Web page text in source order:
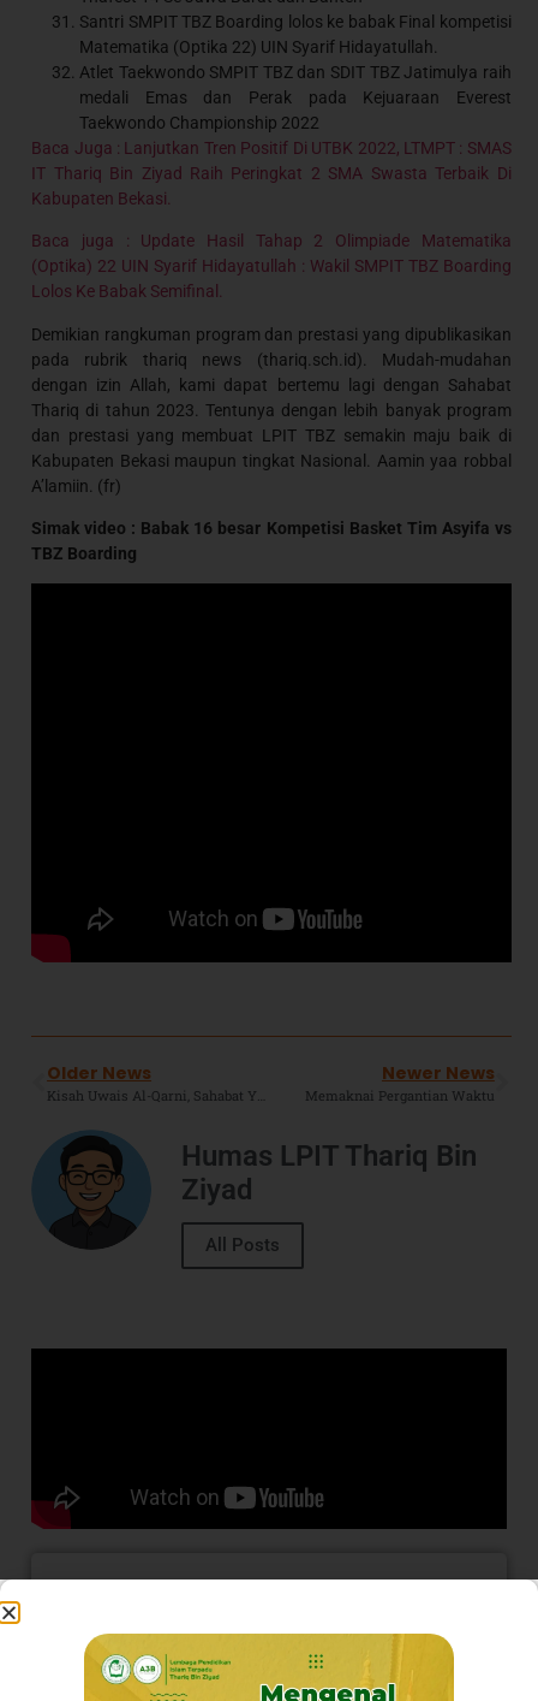
Santri SMPIT TBZ Boarding lolos ke babak Final kompetisi
Matematika (Optika 22) UIN Syarif Hidayatullah.
Atlet Taekwondo SMPIT TBZ dan SDIT TBZ Jatimulya raih
medali Emas dan Perak pada Kejuaraan Everest
Taekwondo Championship 2022
Baca Juga : Lanjutkan Tren Positif Di UTBK 2022, LTMPT : SMAS
IT Thariq Bin Ziyad Raih Peringkat 2 SMA Swasta Terbaik Di
Kabupaten Bekasi.
Baca juga : Update Hasil Tahap 2 Olimpiade Matematika
(Optika) 22 UIN Syarif Hidayatullah : Wakil SMPIT TBZ Boarding
Lolos Ke Babak Semifinal.
Demikian rangkuman program dan prestasi yang dipublikasikan
pada rubrik thariq news (thariq.sch.id). Mudah-mudahan
dengan izin Allah, kami dapat bertemu lagi dengan Sahabat
Thariq di tahun 2023. Tentunya dengan lebih banyak program
dan prestasi yang membuat LPIT TBZ semakin maju baik di
Kabupaten Bekasi maupun tingkat Nasional. Aamin yaa robbal
A’lamiin. (fr)
Simak video : Babak 16 besar Kompetisi Basket Tim Asyifa vs
TBZ Boarding
Older News Newer News
Memaknai Pergantian Waktu
Humas LPIT Thariq Bin
Ziyad
All Posts
School | Shaleh & Cerdas#thariqsekolahku
#sekolahislamlengkap